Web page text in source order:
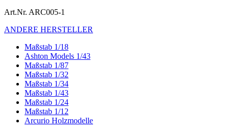
Art.Nr. ARC005-1
ANDERE HERSTELLER
Maßstab 1/18
Ashton Models 1/43
Maßstab 1/87
Maßstab 1/32
Maßstab 1/34
Maßstab 1/43
Maßstab 1/24
Maßstab 1/12
Arcurio Holzmodelle